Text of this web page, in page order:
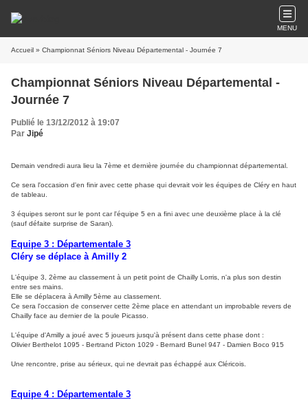
MENU
Accueil » Championnat Séniors Niveau Départemental - Journée 7
Championnat Séniors Niveau Départemental -
Journée 7
Publié le 13/12/2012 à 19:07
Par Jipé
Demain vendredi aura lieu la 7ème et dernière journée du championnat départemental.
Ce sera l'occasion d'en finir avec cette phase qui devrait voir les équipes de Cléry en haut
de tableau.
3 équipes seront sur le pont car l'équipe 5 en a fini avec une deuxième place à la clé
(sauf défaite surprise de Saran).
Equipe 3 : Départementale 3
Cléry se déplace à Amilly 2
L'équipe 3, 2ème au classement à un petit point de Chailly Lorris, n'a plus son destin
entre ses mains.
Elle se déplacera à Amilly 5ème au classement.
Ce sera l'occasion de conserver cette 2ème place en attendant un improbable revers de
Chailly face au dernier de la poule Picasso.
L'équipe d'Amilly a joué avec 5 joueurs jusqu'à présent dans cette phase dont :
Olivier Berthelot 1095 - Bertrand Picton 1029 - Bernard Bunel 947 - Damien Boco 915
Une rencontre, prise au sérieux, qui ne devrait pas échappé aux Cléricois.
Equipe 4 : Départementale 3